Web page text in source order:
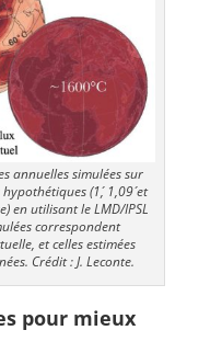
annuelles simulées sur
(1´, 1,09´ et
en utilisant le LMD/IPSL
correspondent
et celles estimées
Crédit : J. Leconte.
pour mieux